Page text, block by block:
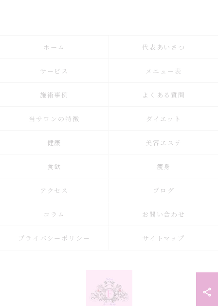
ホーム 代表あいさつ
サービス メニュー表
施術事例 よくある質問
当サロンの特徴 ダイエット
健康 美容エステ
食欲 痩身
アクセス ブログ
コラム お問い合わせ
プライバシーポリシー サイトマップ